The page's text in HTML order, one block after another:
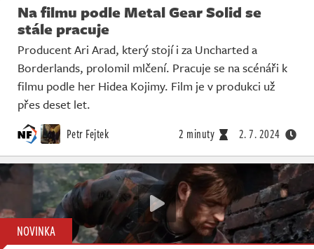
Na filmu podle Metal Gear Solid se
stále pracuje
Producent Ari Arad, který stojí i za Uncharted a
Borderlands, prolomil mlčení. Pracuje se na scénáři k
filmu podle her Hidea Kojimy. Film je v produkci už
přes deset let.
Petr Fejtek 2 minuty 2. 7. 2024
NOVINKA